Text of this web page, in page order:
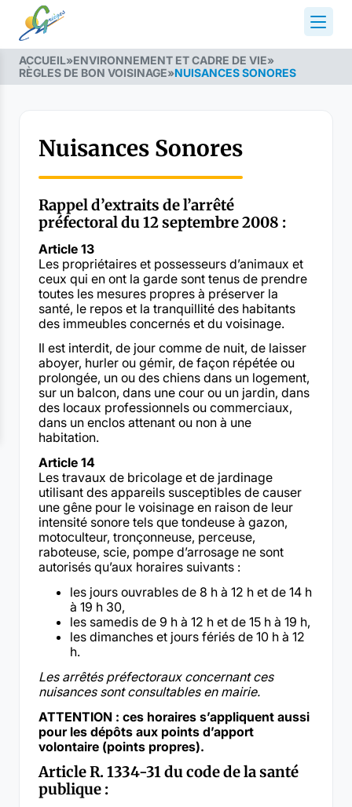
ACCUEIL»ENVIRONNEMENT ET CADRE DE VIE»
RÈGLES DE BON VOISINAGE»NUISANCES SONORES
Nuisances Sonores
Rappel d’extraits de l’arrêté
préfectoral du 12 septembre 2008 :
Article 13
Les propriétaires et possesseurs d’animaux et
ceux qui en ont la garde sont tenus de prendre
toutes les mesures propres à préserver la
santé, le repos et la tranquillité des habitants
des immeubles concernés et du voisinage.
Il est interdit, de jour comme de nuit, de laisser
aboyer, hurler ou gémir, de façon répétée ou
prolongée, un ou des chiens dans un logement,
sur un balcon, dans une cour ou un jardin, dans
des locaux professionnels ou commerciaux,
dans un enclos attenant ou non à une
habitation.
Article 14
Les travaux de bricolage et de jardinage
utilisant des appareils susceptibles de causer
une gêne pour le voisinage en raison de leur
intensité sonore tels que tondeuse à gazon,
motoculteur, tronçonneuse, perceuse,
raboteuse, scie, pompe d’arrosage ne sont
autorisés qu’aux horaires suivants :
les jours ouvrables de 8 h à 12 h et de 14 h
à 19 h 30,
les samedis de 9 h à 12 h et de 15 h à 19 h,
les dimanches et jours fériés de 10 h à 12
h.
Les arrêtés préfectoraux concernant ces
nuisances sont consultables en mairie.
ATTENTION : ces horaires s’appliquent aussi
pour les dépôts aux points d’apport
volontaire (points propres).
Article R. 1334-31 du code de la santé
publique :